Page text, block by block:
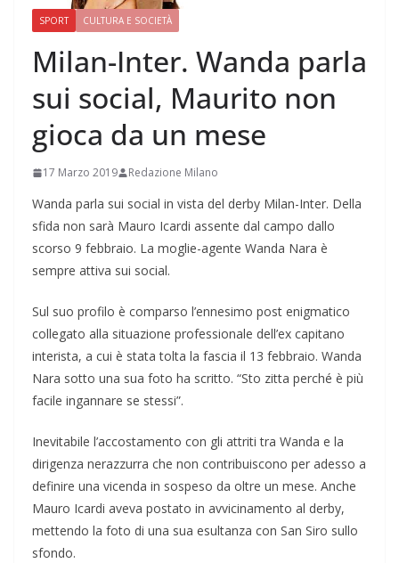
SPORT CULTURA E SOCIETÀ
Milan-Inter. Wanda parla
sui social, Maurito non
gioca da un mese
17 Marzo 2019 Redazione Milano
Wanda parla sui social in vista del derby Milan-Inter. Della
sfida non sarà Mauro Icardi assente dal campo dallo
scorso 9 febbraio. La moglie-agente Wanda Nara è
sempre attiva sui social.
Sul suo profilo è comparso l’ennesimo post enigmatico
collegato alla situazione professionale dell’ex capitano
interista, a cui è stata tolta la fascia il 13 febbraio. Wanda
Nara sotto una sua foto ha scritto. “Sto zitta perché è più
facile ingannare se stessi”.
Inevitabile l’accostamento con gli attriti tra Wanda e la
dirigenza nerazzurra che non contribuiscono per adesso a
definire una vicenda in sospeso da oltre un mese. Anche
Mauro Icardi aveva postato in avvicinamento al derby,
mettendo la foto di una sua esultanza con San Siro sullo
sfondo.